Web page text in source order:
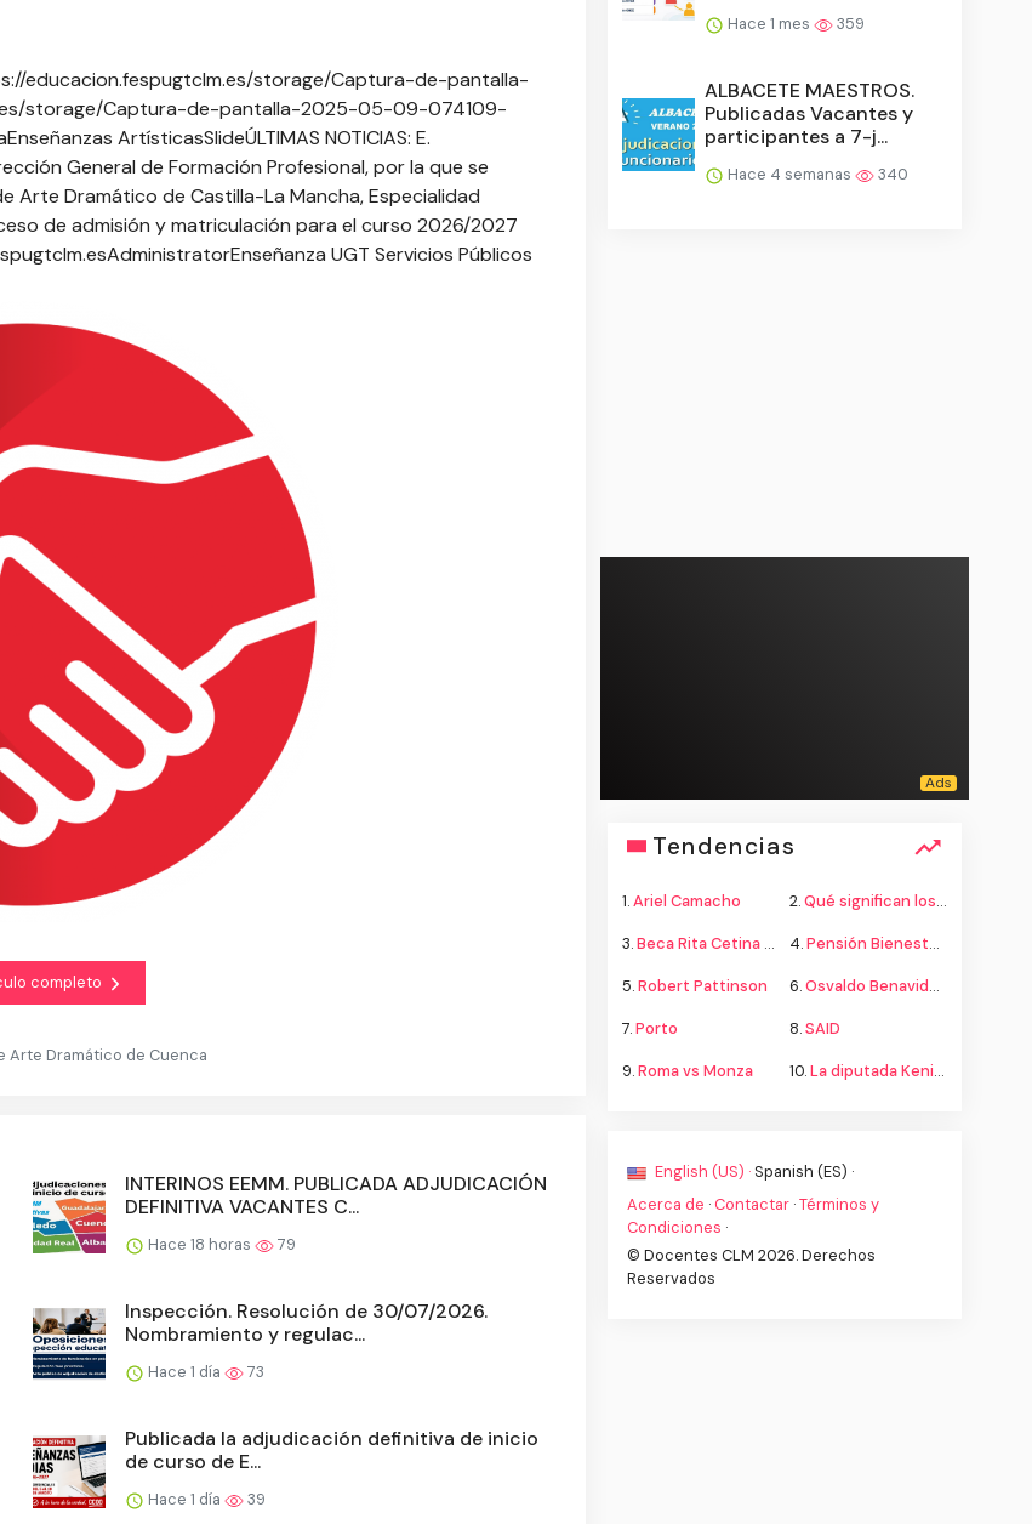
educacion.fespugtclm.es/storage/Captura-de-pantalla-
storage/Captura-de-pantalla-2025-05-09-074109-
Enseñanzas ArtísticasSlideÚLTIMAS NOTICIAS: E.
General de Formación Profesional, por la que se
Arte Dramático de Castilla-La Mancha, Especialidad
de admisión y matriculación para el curso 2026/2027
AdministratorEnseñanza UGT Servicios Públicos
completo
Arte Dramático de Cuenca
INTERINOS EEMM. PUBLICADA ADJUDICACIÓN
DEFINITIVA VACANTES C...
Hace 18 horas 79
Inspección. Resolución de 30/07/2026.
Nombramiento y regulac...
Hace 1 día 73
Publicada la adjudicación definitiva de inicio
de curso de E...
Hace 1 día 39
Hace 1 mes 359
ALBACETE MAESTROS.
Publicadas Vacantes y
participantes a 7-j...
Hace 4 semanas 340
Tendencias
1.Ariel Camacho 2.Qué significan los colores de la bandera
3.Beca Rita Cetina secundaria 4.Pensión Bienestar adultos mayores
5.Robert Pattinson 6.Osvaldo Benavides
7.Porto 8.SAID
9.Roma vs Monza 10.La diputada Kenia López propone cambiar el nombre del país a México
English (US) · Spanish (ES) ·
Acerca de · Contactar ·Términos y
Condiciones ·
© Docentes CLM 2026. Derechos
Reservados